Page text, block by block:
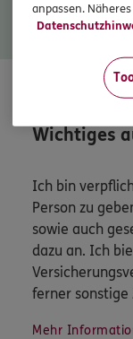
Schaden
Wichtiges
Ich bin
Person zu
sowie auch
dazu an. Ich
ferner sonstige
Mehr
anpassen.